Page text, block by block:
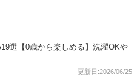
選【0歳から楽しめる】洗濯OKや
更新日:2026/06/25